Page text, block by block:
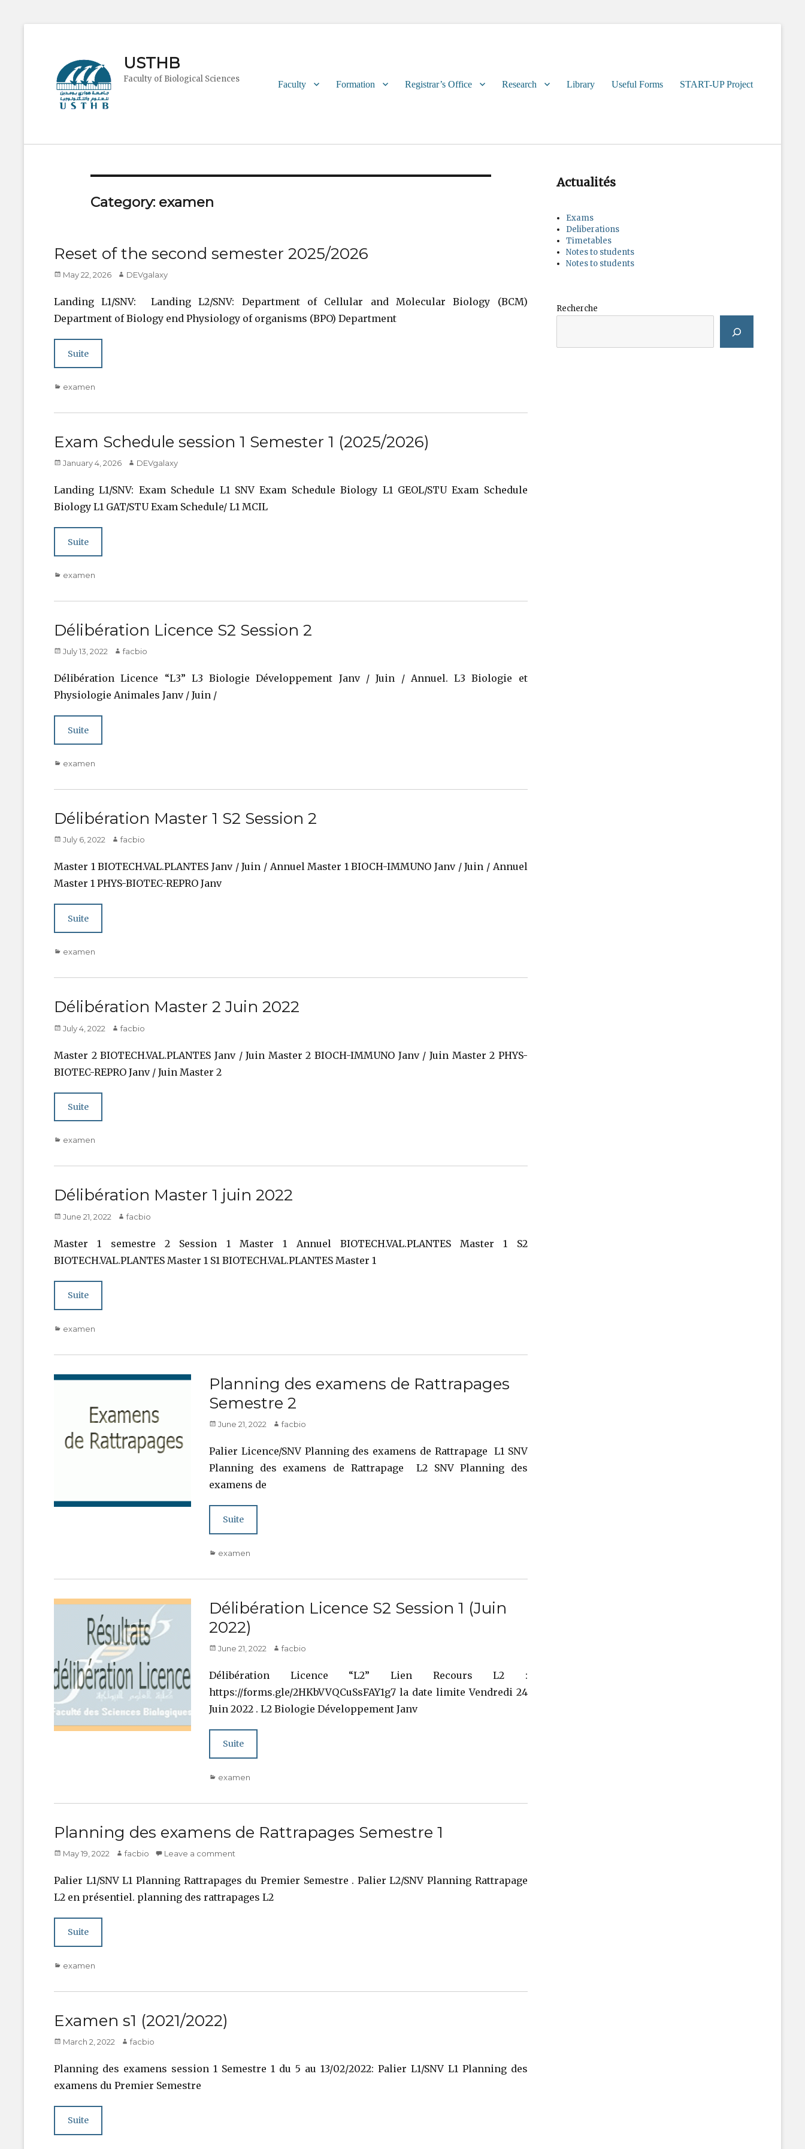
USTHB
Faculty of Biological Sciences
menu
Faculty Formation Registrar’s Office Research Library Useful Forms START-UP Project
Category: examen
Reset of the second semester 2025/2026
Posted
May 22, 2026 Author
DEVgalaxy
Landing L1/SNV: Landing L2/SNV: Department of Cellular and Molecular Biology (BCM)
Department of Biology end Physiology of organisms (BPO) Department
Suite
Categories
examen
Exam Schedule session 1 Semester 1 (2025/2026)
Posted
January 4, 2026 Author
DEVgalaxy
Landing L1/SNV: Exam Schedule L1 SNV Exam Schedule Biology L1 GEOL/STU Exam Schedule
Biology L1 GAT/STU Exam Schedule/ L1 MCIL
Suite
Categories
examen
Délibération Licence S2 Session 2
Posted
July 13, 2022 Author
facbio
Délibération Licence “L3” L3 Biologie Développement Janv / Juin / Annuel. L3 Biologie et
Physiologie Animales Janv / Juin /
Suite
Categories
examen
Délibération Master 1 S2 Session 2
Posted
July 6, 2022 Author
facbio
Master 1 BIOTECH.VAL.PLANTES Janv / Juin / Annuel Master 1 BIOCH-IMMUNO Janv / Juin / Annuel
Master 1 PHYS-BIOTEC-REPRO Janv
Suite
Categories
examen
Délibération Master 2 Juin 2022
Posted
July 4, 2022 Author
facbio
Master 2 BIOTECH.VAL.PLANTES Janv / Juin Master 2 BIOCH-IMMUNO Janv / Juin Master 2 PHYS-
BIOTEC-REPRO Janv / Juin Master 2
Suite
Categories
examen
Délibération Master 1 juin 2022
Posted
June 21, 2022 Author
facbio
Master 1 semestre 2 Session 1 Master 1 Annuel BIOTECH.VAL.PLANTES Master 1 S2
BIOTECH.VAL.PLANTES Master 1 S1 BIOTECH.VAL.PLANTES Master 1
Suite
Categories
examen
Planning des examens de Rattrapages
Semestre 2
Posted
June 21, 2022 Author
facbio
Palier Licence/SNV Planning des examens de Rattrapage L1 SNV
Planning des examens de Rattrapage L2 SNV Planning des
examens de
Suite
Categories
examen
Délibération Licence S2 Session 1 (Juin
2022)
Posted
June 21, 2022 Author
facbio
Délibération Licence “L2” Lien Recours L2 :
https://forms.gle/2HKbVVQCuSsFAY1g7 la date limite Vendredi 24
Juin 2022 . L2 Biologie Développement Janv
Suite
Categories
examen
Planning des examens de Rattrapages Semestre 1
Posted
May 19, 2022 Author
facbio Leave a comment
Palier L1/SNV L1 Planning Rattrapages du Premier Semestre . Palier L2/SNV Planning Rattrapage
L2 en présentiel. planning des rattrapages L2
Suite
Categories
examen
Examen s1 (2021/2022)
Posted
March 2, 2022 Author
facbio
Planning des examens session 1 Semestre 1 du 5 au 13/02/2022: Palier L1/SNV L1 Planning des
examens du Premier Semestre
Suite
Actualités
Exams
Deliberations
Timetables
Notes to students
Notes to students
Recherche